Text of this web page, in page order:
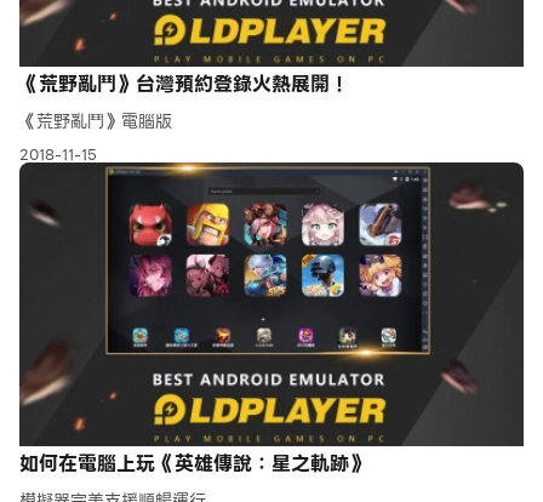
《荒野亂鬥》台灣預約登錄火熱展開！
《荒野亂鬥》電腦版
2018-11-15
如何在電腦上玩《英雄傳說：星之軌跡》